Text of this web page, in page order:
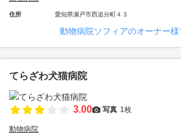
住所 愛知県瀬戸市西追分町４３
動物病院ソフィアのオーナー様
てらざわ犬猫病院
3.00 写真 1枚
動物病院